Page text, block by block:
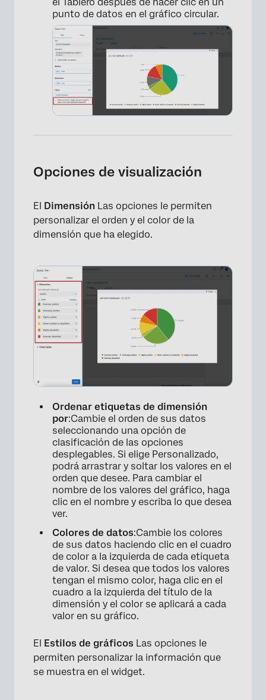
el Tablero después de hacer clic en un
punto de datos en el gráfico circular.
×
Opciones de visualización
El Dimensión Las opciones le permiten
personalizar el orden y el color de la
dimensión que ha elegido.
Ordenar etiquetas de dimensión
por:Cambie el orden de sus datos
seleccionando una opción de
clasificación de las opciones
desplegables. Si elige Personalizado,
podrá arrastrar y soltar los valores en el
orden que desee. Para cambiar el
nombre de los valores del gráfico, haga
clic en el nombre y escriba lo que desea
ver.
Colores de datos:Cambie los colores
de sus datos haciendo clic en el cuadro
de color a la izquierda de cada etiqueta
de valor. Si desea que todos los valores
tengan el mismo color, haga clic en el
cuadro a la izquierda del título de la
dimensión y el color se aplicará a cada
valor en su gráfico.
El Estilos de gráficos Las opciones le
permiten personalizar la información que
se muestra en el widget.